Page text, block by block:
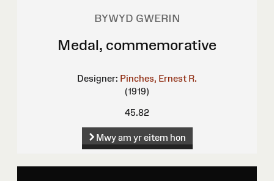
BYWYD GWERIN
Medal, commemorative
Designer: Pinches, Ernest R.
(1919)
45.82
Mwy am yr eitem hon